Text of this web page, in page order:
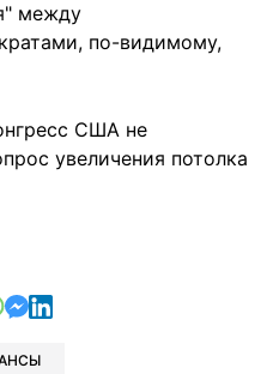
между
по-видимому,
США не
увеличения потолка
Telegram
в Facebook
в Xв Viber
отправить в Whatsapp
отправить в Messenger
отправить в LinkedIn